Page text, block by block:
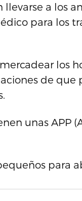
a los
para los
los
de que
unas APP
para